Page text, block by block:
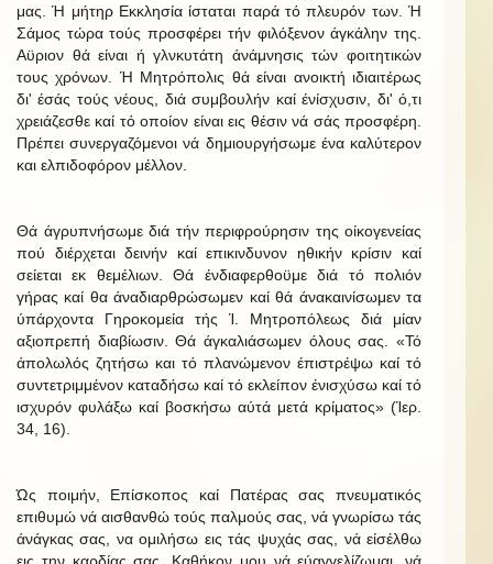
μας. Ή μήτηρ Εκκλησία ίσταται παρά τό πλευρόν των. Ή
Σάμος τώρα τούς προσφέρει τήν φιλόξενον άγκάλην της.
Αϋριον θά είναι ή γλνκυτάτη άνάμνησις τών φοιτητικών
τους χρόνων. Ή Μητρόπολις θά είναι ανοικτή ιδιαιτέρως
δι' έσάς τούς νέους, διά συμβουλήν καί ένίσχυσιν, δι' ό,τι
χρειάζεσθε καί τό οποίον είναι εις θέσιν νά σάς προσφέρη.
Πρέπει συνεργαζόμενοι νά δημιουργήσωμε ένα καλύτερον
και ελπιδοφόρον μέλλον.
Θά άγρυπνήσωμε διά τήν περιφρούρησιν της οίκογενείας
πού διέρχεται δεινήν καί επικινδυνον ηθικήν κρίσιν καί
σείεται εκ θεμέλιων. Θά ένδιαφερθοϋμε διά τό πολιόν
γήρας καί θα άναδιαρθρώσωμεν καί θά άνακαινίσωμεν τα
ύπάρχοντα Γηροκομεία τής Ί. Μητροπόλεως διά μίαν
αξιοπρεπή διαβίωσιν. Θά άγκαλιάσωμεν όλους σας. «Τό
άπολωλός ζητήσω και τό πλανώμενον έπιστρέψω καί τό
συντετριμμένον καταδήσω καί τό εκλείπον ένισχύσω καί τό
ισχυρόν φυλάξω καί βοσκήσω αύτά μετά κρίματος» (Ίερ.
34, 16).
Ώς ποιμήν, Επίσκοπος καί Πατέρας σας πνευματικός
επιθυμώ νά αισθανθώ τούς παλμούς σας, νά γνωρίσω τάς
άνάγκας σας, να ομιλήσω εις τάς ψυχάς σας, νά είσέλθω